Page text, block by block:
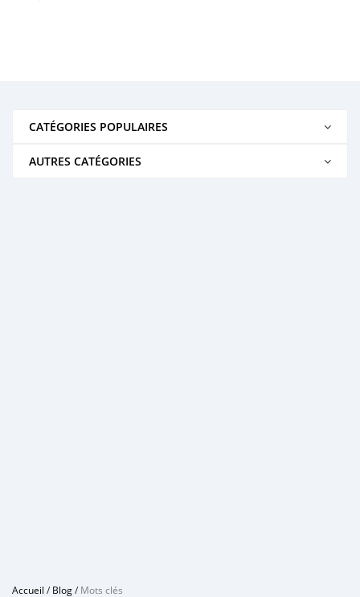
CATÉGORIES POPULAIRES
AUTRES CATÉGORIES
Accueil /Blog/Mots clés